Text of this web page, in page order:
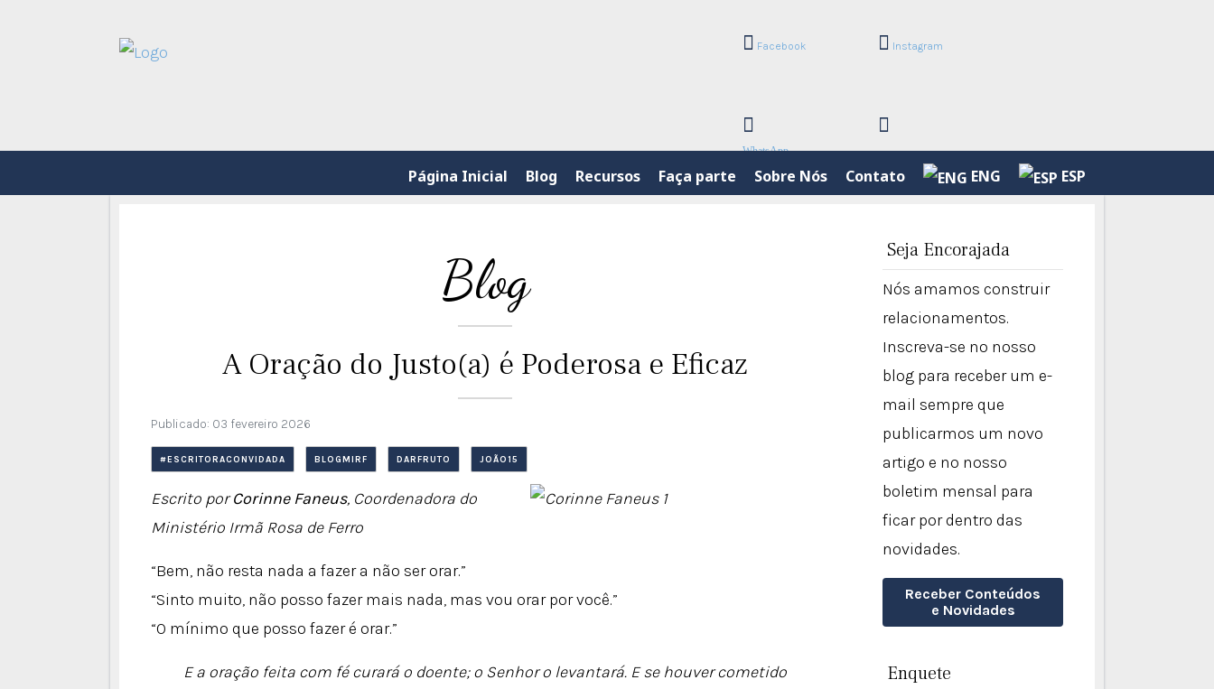
Facebook Instagram
WhatsApp
Página Inicial Blog Recursos Faça parte Sobre Nós Contato ENG ESP
Seja Encorajada
Nós amamos construir
relacionamentos.
Inscreva-se no nosso
blog para receber um e-
mail sempre que
publicarmos um novo
artigo e no nosso
boletim mensal para
ficar por dentro das
novidades.
Receber Conteúdos
e Novidades
Enquete
Blog
A Oração do Justo(a) é Poderosa e Eficaz
Publicado: 03 fevereiro 2026
#ESCRITORACONVIDADA BLOGMIRF DARFRUTO JOÃO15
Escrito porCorinne Faneus, Coordenadora do
Ministério Irmã Rosa de Ferro
“Bem, não resta nada a fazer a não ser orar.”
“Sinto muito, não posso fazer mais nada, mas vou orar por você.”
“O mínimo que posso fazer é orar.”
E a oração feita com fé curará o doente; o Senhor o levantará. E se houver cometido